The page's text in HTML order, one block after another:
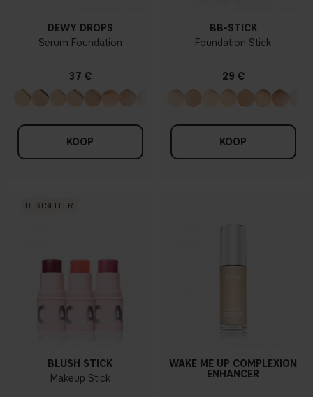
DEWY DROPS
Serum Foundation
37 €
KOOP
BB-STICK
Foundation Stick
29 €
KOOP
BESTSELLER
BLUSH STICK
Makeup Stick
WAKE ME UP COMPLEXION
ENHANCER